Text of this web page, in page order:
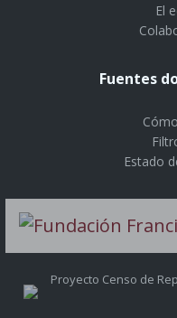
El
Fuentes
Estado
Proyecto Censo de